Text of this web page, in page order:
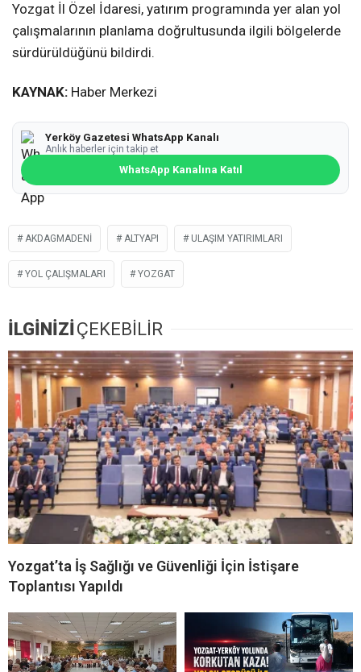
Yozgat İl Özel İdaresi, yatırım programında yer alan yol
çalışmalarının planlama doğrultusunda ilgili bölgelerde
sürdürüldüğünü bildirdi.
KAYNAK: Haber Merkezi
Yerköy Gazetesi WhatsApp Kanalı
Anlık haberler için takip et
WhatsApp Kanalına Katıl
AKDAGMADENI ALTYAPI ULAŞIM YATIRIMLARI
YOL ÇALIŞMALARI YOZGAT
İLGİNİZİÇEKEBİLİR
Yozgat’ta İş Sağlığı ve Güvenliği İçin İstişare
Toplantısı Yapıldı